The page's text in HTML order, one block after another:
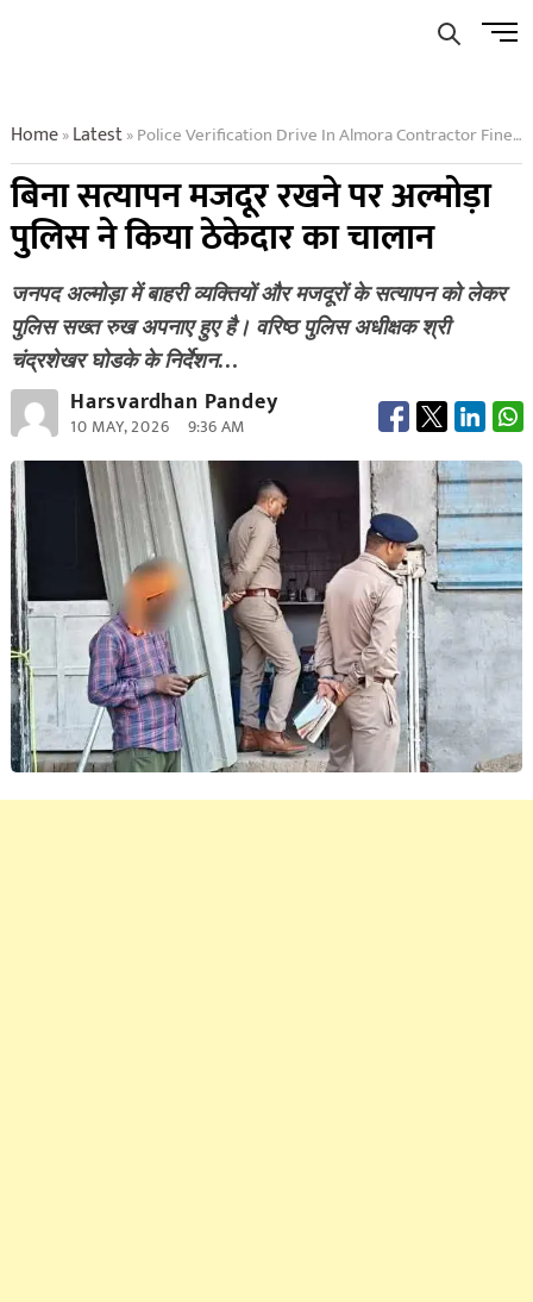
Menu
Home»Latest»Police Verification Drive In Almora Contractor Fined For Violations
बिना सत्यापन मजदूर रखने पर अल्मोड़ा
पुलिस ने किया ठेकेदार का चालान
जनपद अल्मोड़ा में बाहरी व्यक्तियों और मजदूरों के सत्यापन को लेकर
पुलिस सख्त रुख अपनाए हुए है। वरिष्ठ पुलिस अधीक्षक श्री
चंद्रशेखर घोडके के निर्देशन…
Harsvardhan Pandey
10 MAY, 2026 9:36 AM